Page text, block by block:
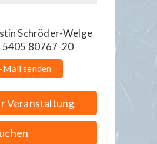
Schröder-Welge
5405 80767-20
Mail senden
Veranstaltung